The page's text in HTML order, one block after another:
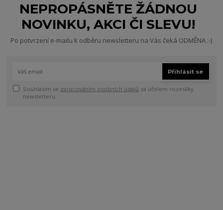
NEPROPÁSNĚTE ŽÁDNOU
NOVINKU, AKCI ČI SLEVU!
Po potvrzení e-mailu k odběru newsletteru na Vás čeká ODMĚNA :-)
Přihlásit se
Souhlasím se zpracováním osobních údajů za účelem rozesílky
newsletteru.